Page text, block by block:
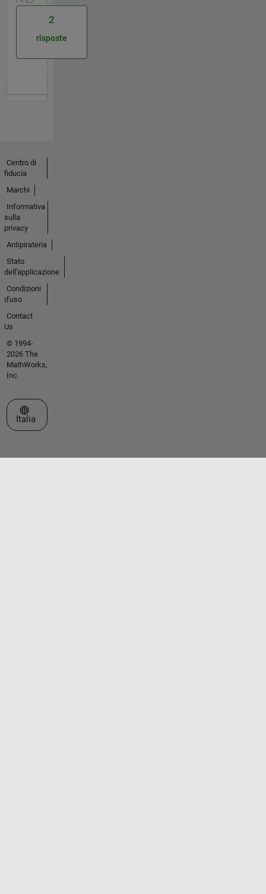
2
risposte
Centro di
fiducia
Marchi
Informativa
sulla
privacy
Antipirateria
Stato
dell'applicazione
Condizioni
d'uso
Contact
Us
© 1994-
2026 The
MathWorks,
Inc.
Seleziona un sito web
Italia